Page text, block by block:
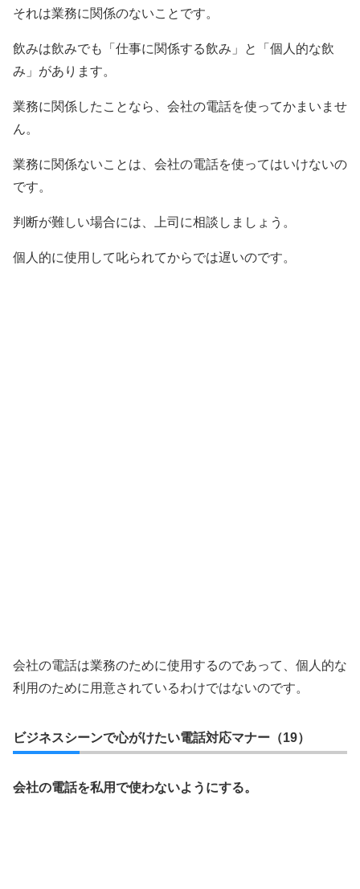
それは業務に関係のないことです。
飲みは飲みでも「仕事に関係する飲み」と「個人的な飲
み」があります。
業務に関係したことなら、会社の電話を使ってかまいませ
ん。
業務に関係ないことは、会社の電話を使ってはいけないの
です。
判断が難しい場合には、上司に相談しましょう。
個人的に使用して叱られてからでは遅いのです。
会社の電話は業務のために使用するのであって、個人的な
利用のために用意されているわけではないのです。
ビジネスシーンで心がけたい電話対応マナー（19）
会社の電話を私用で使わないようにする。